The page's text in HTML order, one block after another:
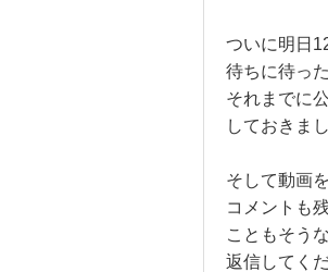
ついに明日
待ちに待っ
それまでに
しておきま
そして動画
コメントも
こともそう
返信してく